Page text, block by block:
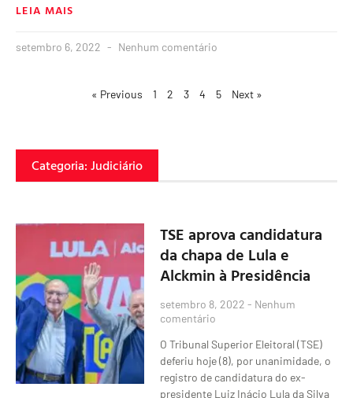
LEIA MAIS
setembro 6, 2022 Nenhum comentário
« Previous 1 2 3 4 5 Next »
Categoria: Judiciário
TSE aprova candidatura
da chapa de Lula e
Alckmin à Presidência
setembro 8, 2022 Nenhum
comentário
O Tribunal Superior Eleitoral (TSE)
deferiu hoje (8), por unanimidade, o
registro de candidatura do ex-
presidente Luiz Inácio Lula da Silva